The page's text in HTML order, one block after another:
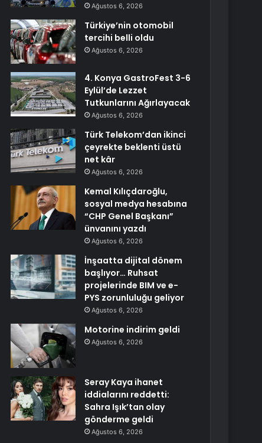
Ağustos 6, 2026
Türkiye’nin otomobil
tercihi belli oldu
Ağustos 6, 2026
4. Konya GastroFest 3-6
Eylül’de Lezzet
Tutkunlarını Ağırlayacak
Ağustos 6, 2026
Türk Telekom’dan ikinci
çeyrekte beklenti üstü
net kâr
Ağustos 6, 2026
Kemal Kılıçdaroğlu,
sosyal medya hesabına
“CHP Genel Başkanı”
ünvanını yazdı
Ağustos 6, 2026
İnşaatta dijital dönem
başlıyor… Ruhsat
projelerinde BIM ve e-
PYS zorunluluğu geliyor
Ağustos 6, 2026
Motorine indirim geldi
Ağustos 6, 2026
Seray Kaya ihanet
iddialarını reddetti:
Sahra Işık’tan olay
gönderme geldi
Ağustos 6, 2026